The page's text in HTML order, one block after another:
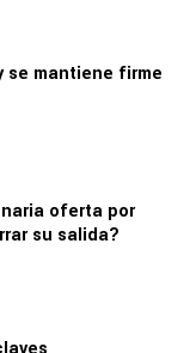
se mantiene firme
oferta por
su salida?